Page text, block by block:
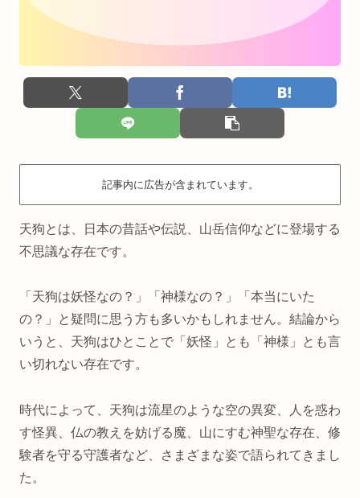
記事内に広告が含まれています。
天狗とは、日本の昔話や伝説、山岳信仰などに登場する
不思議な存在です。
「天狗は妖怪なの？」「神様なの？」「本当にいた
の？」と疑問に思う方も多いかもしれません。結論から
いうと、天狗はひとことで「妖怪」とも「神様」とも言
い切れない存在です。
時代によって、天狗は流星のような空の異変、人を惑わ
す怪異、仏の教えを妨げる魔、山にすむ神聖な存在、修
験者を守る守護者など、さまざまな姿で語られてきまし
た。